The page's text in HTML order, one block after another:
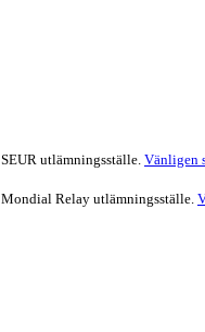
utlämningsställe.Vänligen
Relay utlämningsställe.